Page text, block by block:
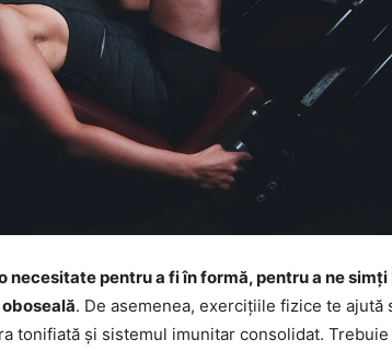
necesitate pentru a fi în formă, pentru a ne simți
. De asemenea, exercițiile fizice te ajută
tonifiată și sistemul imunitar consolidat.